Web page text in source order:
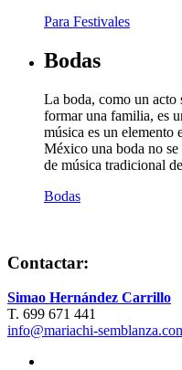
Para Festivales
Bodas
La boda, como un acto
formar una familia, es
música es un elemento
México una boda no
de música tradicional
Bodas
Contactar:
Simao Hernández Carrillo
T. 699 671 441
info@mariachi-